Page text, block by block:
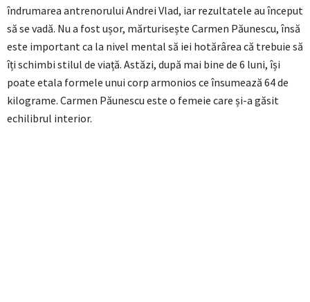
îndrumarea antrenorului Andrei Vlad, iar rezultatele au început
să se vadă. Nu a fost ușor, mărturisește Carmen Păunescu, însă
este important ca la nivel mental să iei hotărârea că trebuie să
îți schimbi stilul de viață. Astăzi, după mai bine de 6 luni, își
poate etala formele unui corp armonios ce însumează 64 de
kilograme. Carmen Păunescu este o femeie care și-a găsit
echilibrul interior.